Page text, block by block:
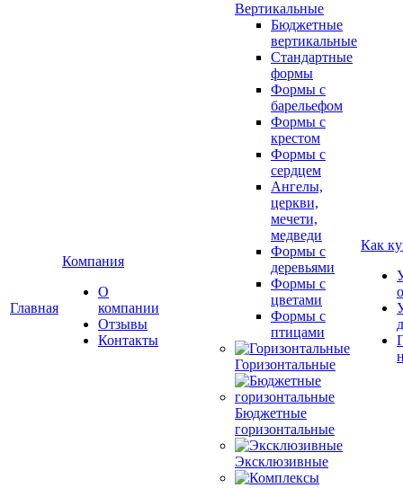
Главная
Компания
О
компании
Отзывы
Контакты
Вертикальные
Бюджетные
вертикальные
Стандартные
формы
Формы с
барельефом
Формы с
крестом
Формы с
сердцем
Ангелы,
церкви,
мечети,
медведи
Формы с
деревьями
Формы с
цветами
Формы с
птицами
Горизонтальные
Бюджетные
горизонтальные
Эксклюзивные
Как